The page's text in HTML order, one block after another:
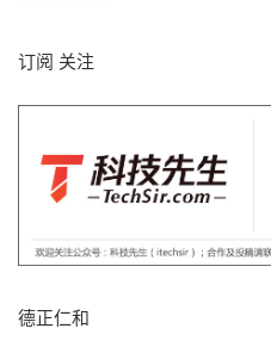
订阅 关注
德正仁和